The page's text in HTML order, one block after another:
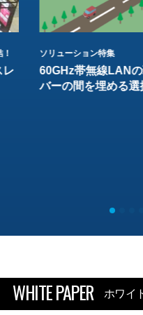
レ
ソリューション特集
60GHz帯無線LAN
バーの間を埋める選
WHITE PAPER ホワイ